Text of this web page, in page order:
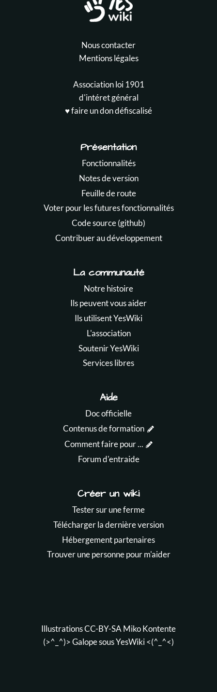
Nous contacter
Mentions légales
Association loi 1901
d'intéret général
♥️ faire un don défiscalisé
Présentation
Fonctionnalités
Notes de version
Feuille de route
Voter pour les futures fonctionnalités
Code source (github)
Contribuer au développement
La communauté
Notre histoire
Ils peuvent vous aider
Ils utilisent YesWiki
L'association
Soutenir YesWiki
Services libres
Aide
Doc officielle
Contenus de formation
Comment faire pour ...
Forum d'entraide
Créer un wiki
Tester sur une ferme
Télécharger la dernière version
Hébergement partenaires
Trouver une personne pour m'aider
Illustrations CC-BY-SAMiko Kontente
(>^_^)> Galope sousYesWiki<(^_^<)